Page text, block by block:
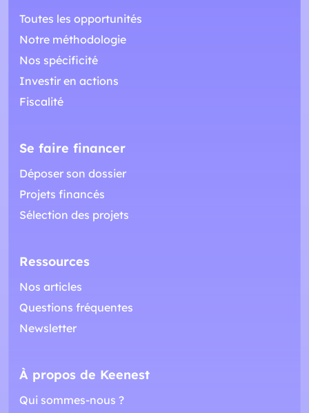
Toutes les opportunités
Notre méthodologie
Nos spécificité
Investir en actions
Fiscalité
Se faire financer
Déposer son dossier
Projets financés
Sélection des projets
Ressources
Nos articles
Questions fréquentes
Newsletter
À propos de Keenest
Qui sommes-nous ?